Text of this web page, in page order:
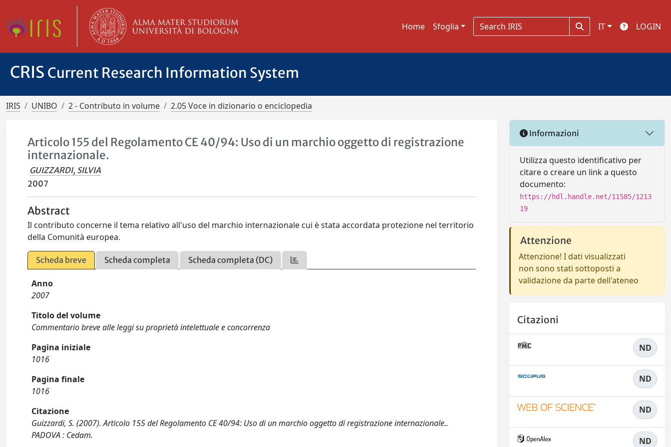
Home Sfoglia IT LOGIN
CRIS Current Research Information System
IRIS UNIBO 2 - Contributo in volume 2.05 Voce in dizionario o enciclopedia
Articolo 155 del Regolamento CE 40/94: Uso di un marchio oggetto di registrazione
internazionale.
GUIZZARDI, SILVIA
2007
Abstract
Il contributo concerne il tema relativo all'uso del marchio internazionale cui è stata accordata protezione nel territorio
della Comunità europea.
Scheda breve Scheda completa Scheda completa (DC)
Anno
2007
Titolo del volume
Commentario breve alle leggi su proprietà intelettuale e concorrenza
Pagina iniziale
1016
Pagina finale
1016
Citazione
Guizzardi, S. (2007). Articolo 155 del Regolamento CE 40/94: Uso di un marchio oggetto di registrazione internazionale..
PADOVA : Cedam.
Informazioni
Utilizza questo identificativo per
citare o creare un link a questo
documento:
https://hdl.handle.net/11585/1213
19
Attenzione
Attenzione! I dati visualizzati
non sono stati sottoposti a
validazione da parte dell'ateneo
Citazioni
ND
ND
ND
ND